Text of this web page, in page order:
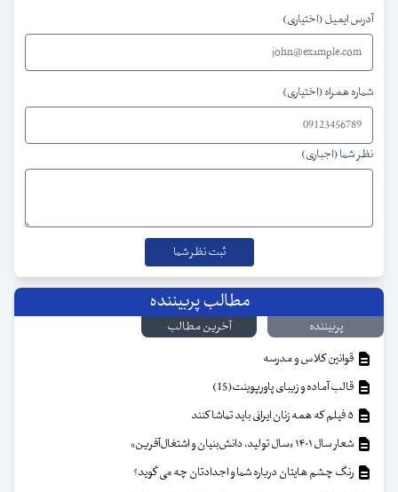
آدرس ایمیل (اختیاری)
شماره همراه (اختیاری)
نظر شما (اجباری)
مطالب پربیننده
پربیننده
آخرین مطالب
قوانین کلاس و مدرسه
قالب آماده و زیبای پاورپوینت(15)
شعار سال ۱۴۰۱ «سال تولید، دانش‌بنیان و اشتغال‌آفرین»
رنگ چشم هایتان درباره شما و اجدادتان چه می گوید؟